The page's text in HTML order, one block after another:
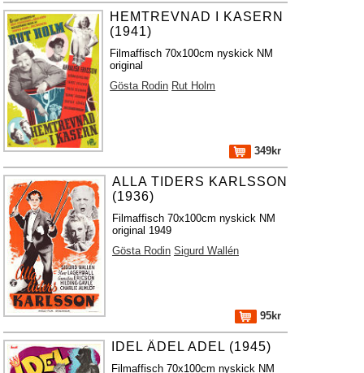
HEMTREVNAD I KASERN
(1941)
Filmaffisch 70x100cm nyskick NM
original
Gösta Rodin Rut Holm
349kr
ALLA TIDERS KARLSSON
(1936)
Filmaffisch 70x100cm nyskick NM
original 1949
Gösta Rodin Sigurd Wallén
95kr
IDEL ÄDEL ADEL (1945)
Filmaffisch 70x100cm nyskick NM